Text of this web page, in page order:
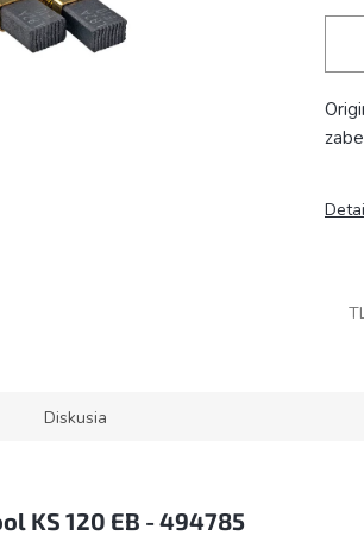
Diskusia
KS 120 EB - 494785